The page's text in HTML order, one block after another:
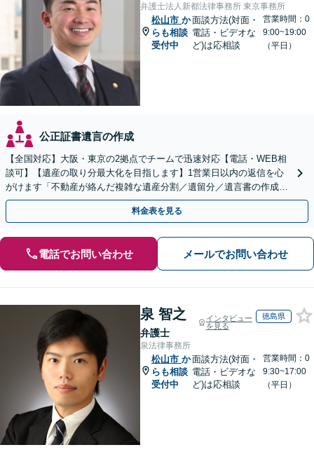
弁護士法人新都法律事務所 東京事務所
松山市 か
らも相談
受付中
面談方法(対面・
電話・ビデオな
ど)は応相談
営業時間：0
9:00~19:00
（平日）
公正証書遺言の作成
【全国対応】大阪・東京の2拠点でチームで迅速対応【電話・WEB相
談可】【遺産の取り分最大化を目指します】1営業日以内の返信を心
がけます「不動産が絡んだ複雑な遺産分割／遺留分／遺言書の作成・
執行／事業承継など、お任せください」【休日相談あり】
料金表を見る
電話でお問い合わせ メールでお問い合わせ
泉 智之
弁護士
インタビュー
を見る
徳島県
泉法律事務所
松山市 か
らも相談
受付中
面談方法(対面・
電話・ビデオな
ど)は応相談
営業時間：0
9:30~17:00
（平日）